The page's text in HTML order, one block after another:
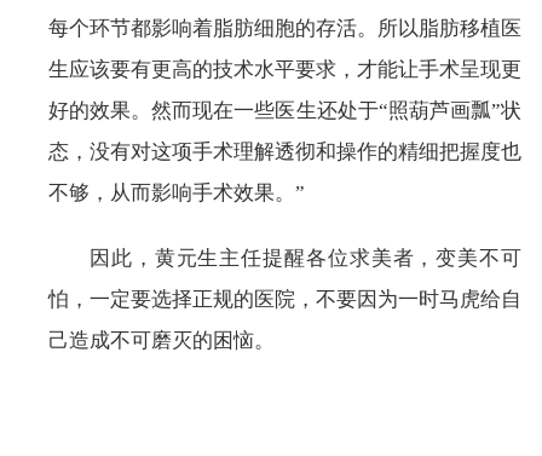
每个环节都影响着脂肪细胞的存活。所以脂肪移植医
生应该要有更高的技术水平要求，才能让手术呈现更
好的效果。然而现在一些医生还处于“照葫芦画瓢”状
态，没有对这项手术理解透彻和操作的精细把握度也
不够，从而影响手术效果。”
因此，黄元生主任提醒各位求美者，变美不可
怕，一定要选择正规的医院，不要因为一时马虎给自
己造成不可磨灭的困恼。